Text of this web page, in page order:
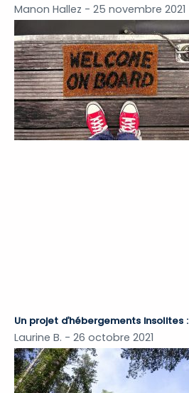
Manon Hallez 25 novembre 2021
Un projet d’hébergements insolites
Laurine B. 26 octobre 2021